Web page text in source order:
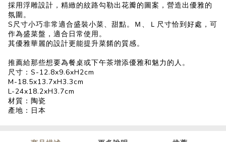
採用浮雕設計，精緻的紋路勾勒出花瓣的圖案，營造出優雅的
氛圍。
S尺寸小巧非常適合盛裝小菜、甜點。Ｍ、Ｌ尺寸恰到好處，可
作為盛菜盤，適合日常使用。
其優雅華麗的設計更能提升菜餚的質感。
推薦給那些想要為餐桌或下午茶增添優雅和魅力的人。
尺寸：S-12.8x9.6xH2cm
M-18.5x13.7xH3.3cm
L-24x18.2xH3.7cm
材質：陶瓷
產地：日本